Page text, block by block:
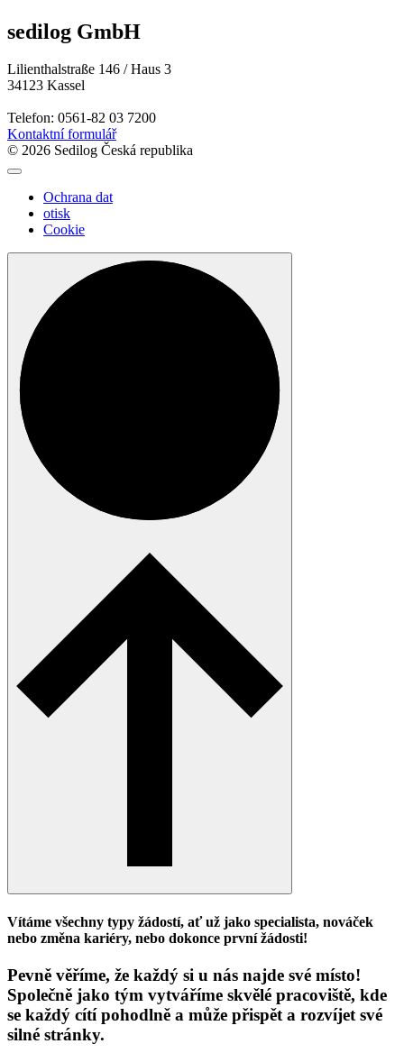
sedilog GmbH
Lilienthalstraße 146 / Haus 3
34123 Kassel
Telefon: 0561-82 03 7200
Kontaktní formulář
© 2026 Sedilog Česká republika
Ochrana dat
otisk
Cookie
Vítáme všechny typy žádostí, ať už jako specialista, nováček
nebo změna kariéry, nebo dokonce první žádosti!
Pevně ​​věříme, že každý si u nás najde své místo!
Společně jako tým vytváříme skvělé pracoviště, kde
se každý cítí pohodlně a může přispět a rozvíjet své
silné stránky.